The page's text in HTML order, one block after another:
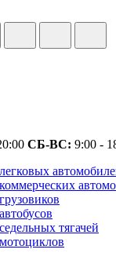
СБ-ВС: 9:00 -
тягачей